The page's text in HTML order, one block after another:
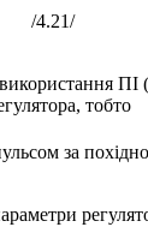
/4.21/
використання
тобто
за